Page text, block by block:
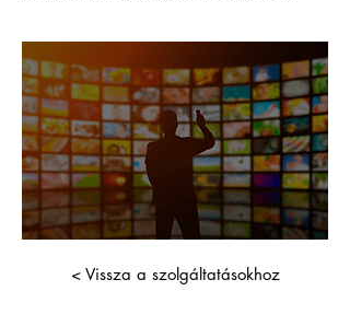
< Vissza a szolgáltatásokhoz